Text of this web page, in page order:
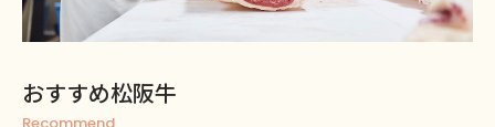
おすすめ松阪牛